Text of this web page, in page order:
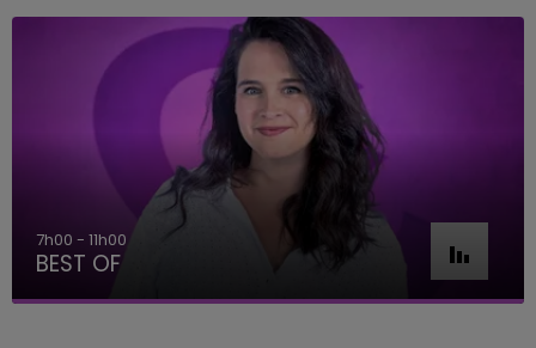
7h00 - 11h00
BEST OF